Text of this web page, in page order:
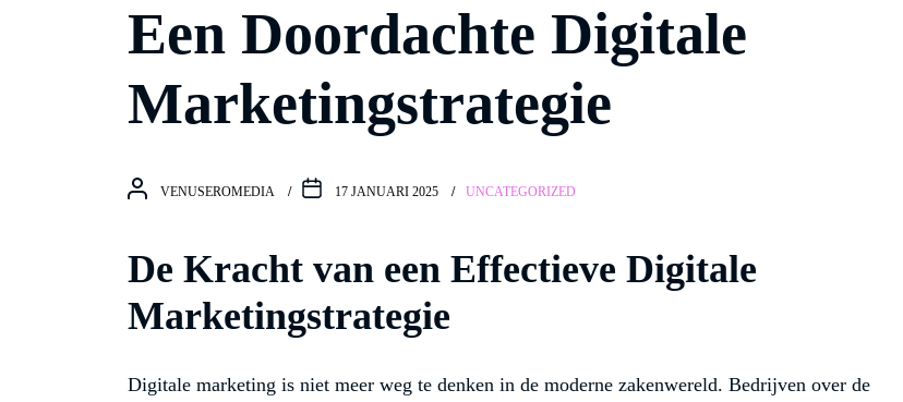
Een Doordachte Digitale
Marketingstrategie
VENUSEROMEDIA 17 JANUARI 2025 UNCATEGORIZED
De Kracht van een Effectieve Digitale
Marketingstrategie
Digitale marketing is niet meer weg te denken in de moderne zakenwereld. Bedrijven over de